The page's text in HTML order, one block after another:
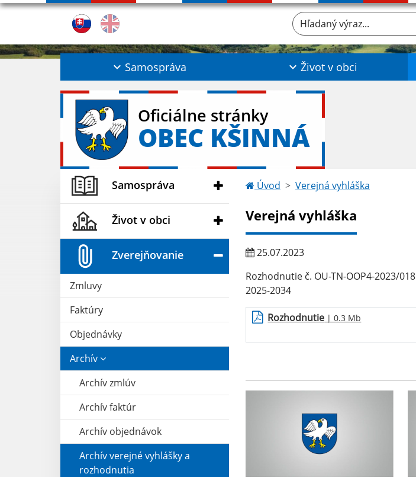
Hľadaný výraz...
Samospráva Život v obci
Oficiálne stránky
OBEC KŠINNÁ
Samospráva
Život v obci
Zverejňovanie
Zmluvy
Faktúry
Objednávky
Archív
Archív zmlúv
Archív faktúr
Archív objednávok
Archív verejné vyhlášky a
rozhodnutia
Úvod Verejná vyhláška
Verejná vyhláška
25.07.2023
Rozhodnutie č. OU-TN-OOP4-2023/
2025-2034
Rozhodnutie | 0.3 Mb